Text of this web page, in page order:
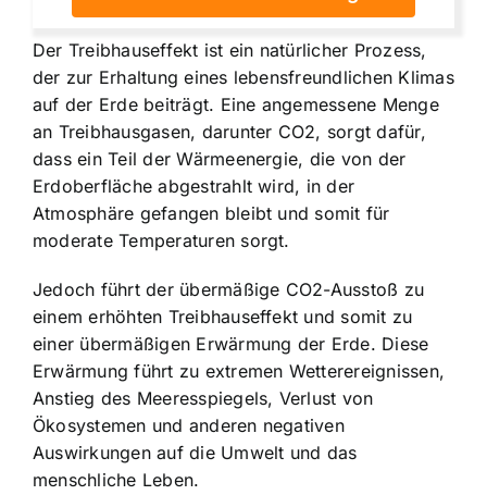
Der Treibhauseffekt ist ein natürlicher Prozess,
der zur Erhaltung eines lebensfreundlichen Klimas
auf der Erde beiträgt. Eine angemessene Menge
an Treibhausgasen, darunter CO2, sorgt dafür,
dass ein Teil der Wärmeenergie, die von der
Erdoberfläche abgestrahlt wird, in der
Atmosphäre gefangen bleibt und somit für
moderate Temperaturen sorgt.
Jedoch führt der übermäßige CO2-Ausstoß zu
einem erhöhten Treibhauseffekt und somit zu
einer übermäßigen Erwärmung der Erde. Diese
Erwärmung führt zu extremen Wetterereignissen,
Anstieg des Meeresspiegels, Verlust von
Ökosystemen und anderen negativen
Auswirkungen auf die Umwelt und das
menschliche Leben.